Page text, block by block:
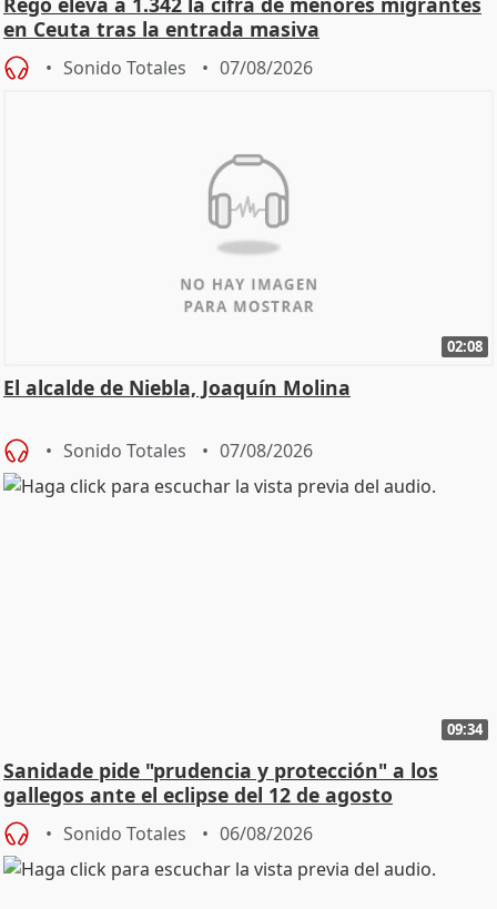
en Ceuta tras la entrada masiva
Sonido Totales 07/08/2026
02:08
El alcalde de Niebla, Joaquín Molina
Sonido Totales 07/08/2026
09:34
Sanidade pide "prudencia y protección" a los
gallegos ante el eclipse del 12 de agosto
Sonido Totales 06/08/2026